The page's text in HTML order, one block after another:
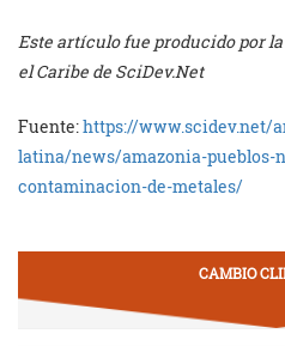
Este artículo fue producido por
el Caribe de SciDev.Net
Fuente:https://www.scidev.net/
latina/news/amazonia-pueblos-
contaminacion-de-metales/
CAMBIO